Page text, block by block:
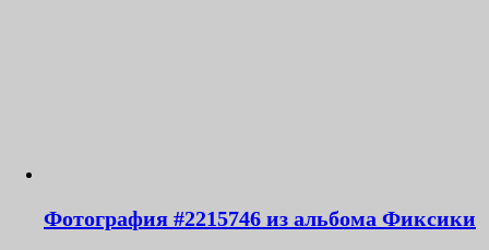
Фотография #2215746 из альбома Фиксики